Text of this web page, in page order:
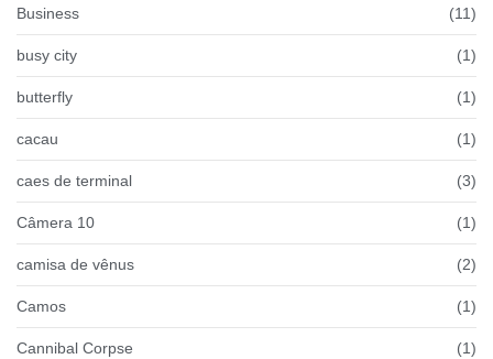
Business (11)
busy city (1)
butterfly (1)
cacau (1)
caes de terminal (3)
Câmera 10 (1)
camisa de vênus (2)
Camos (1)
Cannibal Corpse (1)